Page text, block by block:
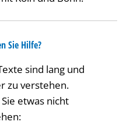
Sie Hilfe?
sind lang und
zu verstehen.
etwas nicht